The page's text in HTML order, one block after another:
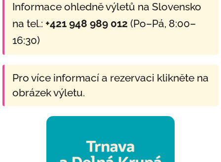
Informace ohledně výletů na Slovensko
na tel.: +421 948 989 012 (Po–Pá, 8:00–
16:30)
Pro více informací a rezervaci klikněte na
obrázek výletu.